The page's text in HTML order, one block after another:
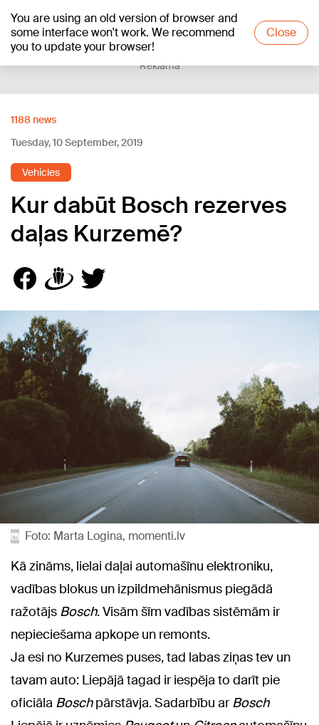
You are using an old version of browser and
some interface won't work. We recommend
you to update your browser!
Close
+18°C
Reklāma
1188 news
Tuesday, 10 September, 2019
Vehicles
Kur dabūt Bosch rezerves
daļas Kurzemē?
Foto: Marta Logina, momenti.lv
Kā zināms, lielai daļai automašīnu elektroniku,
vadības blokus un izpildmehānismus piegādā
ražotājs Bosch. Visām šīm vadības sistēmām ir
nepieciešama apkope un remonts.
Ja esi no Kurzemes puses, tad labas ziņas tev un
tavam auto: Liepājā tagad ir iespēja to darīt pie
oficiāla Boschpārstāvja. Sadarbību arBosch